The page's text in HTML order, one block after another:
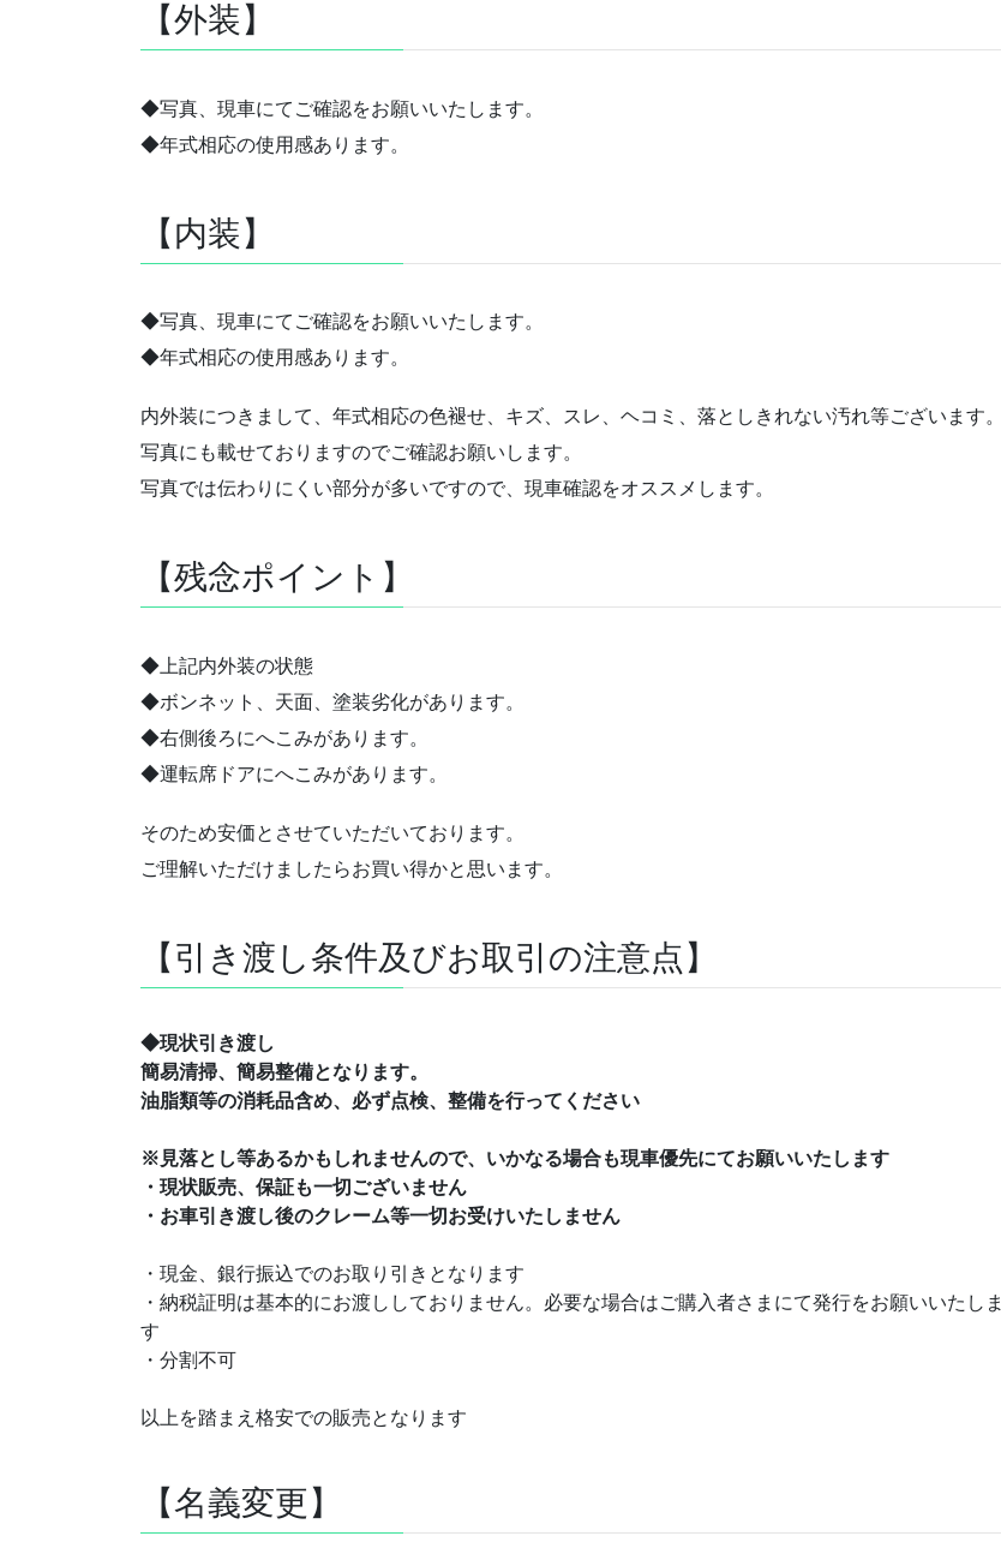
【外装】
◆写真、現車にてご確認をお願いいたします。
◆年式相応の使用感あります。
【内装】
◆写真、現車にてご確認をお願いいたします。
◆年式相応の使用感あります。
内外装につきまして、年式相応の色褪せ、キズ、スレ、ヘコミ、落としきれない汚れ等ございます。
写真にも載せておりますのでご確認お願いします。
写真では伝わりにくい部分が多いですので、現車確認をオススメします。
【残念ポイント】
◆上記内外装の状態
◆ボンネット、天面、塗装劣化があります。
◆右側後ろにへこみがあります。
◆運転席ドアにへこみがあります。
そのため安価とさせていただいております。
ご理解いただけましたらお買い得かと思います。
【引き渡し条件及びお取引の注意点】
◆現状引き渡し
簡易清掃、簡易整備となります。
油脂類等の消耗品含め、必ず点検、整備を行ってください
※見落とし等あるかもしれませんので、いかなる場合も現車優先にてお願いいたします
・現状販売、保証も一切ございません
・お車引き渡し後のクレーム等一切お受けいたしません
・現金、銀行振込でのお取り引きとなります
・納税証明は基本的にお渡ししておりません。必要な場合はご購入者さまにて発行をお願いいたしま
す
・分割不可
以上を踏まえ格安での販売となります
【名義変更】